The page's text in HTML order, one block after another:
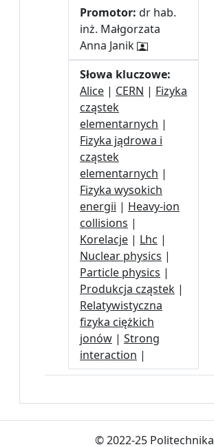
Promotor: dr hab.
inż. Małgorzata
Anna Janik
Słowa kluczowe:
Alice | CERN | Fizyka
cząstek
elementarnych |
Fizyka jądrowa i
cząstek
elementarnych |
Fizyka wysokich
energii | Heavy-ion
collisions |
Korelacje | Lhc |
Nuclear physics |
Particle physics |
Produkcja cząstek |
Relatywistyczna
fizyka ciężkich
jonów | Strong
interaction |
© 2022-25 Politechnika